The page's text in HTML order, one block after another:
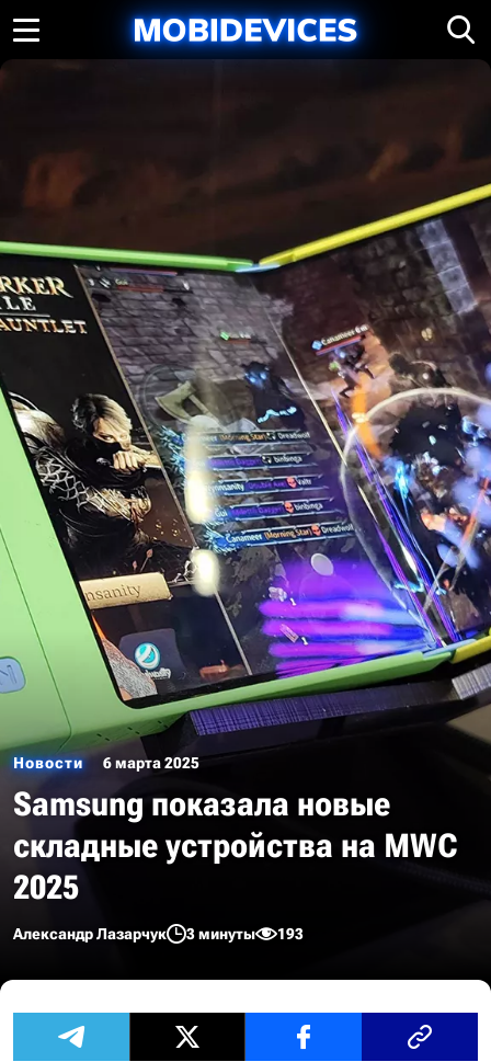
Новости 6 марта 2025
Samsung показала новые
складные устройства на MWC
2025
Александр Лазарчук 3 минуты 193